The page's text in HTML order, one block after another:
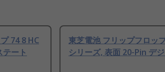
74 8 HC
ート
東芝電池 フリップフロッ
シリーズ, 表面 20-Pin デ